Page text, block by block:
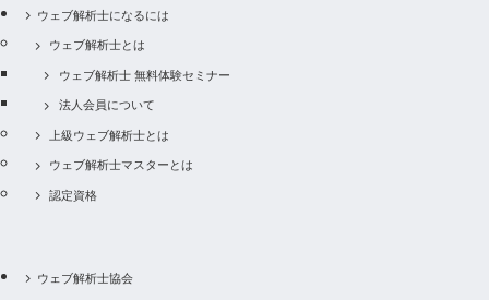
ウェブ解析士になるには
ウェブ解析士とは
ウェブ解析士 無料体験セミナー
法人会員について
上級ウェブ解析士とは
ウェブ解析士マスターとは
認定資格
ウェブ解析士協会